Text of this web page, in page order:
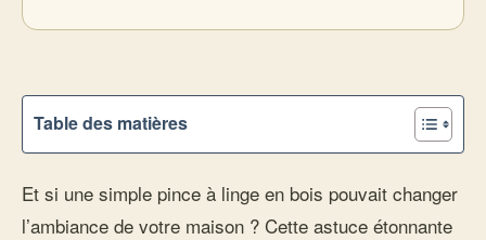
Table des matières
Et si une simple pince à linge en bois pouvait changer
l’ambiance de votre maison ? Cette astuce étonnante